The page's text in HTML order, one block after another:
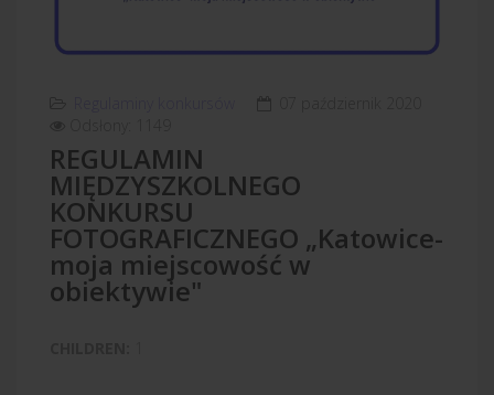
REGULAMIN
MIĘDZYSZKOLNEGO
KONKURSU
FOTOGRAFICZNEGO „Katowice-
moja miejscowość w
obiektywie"